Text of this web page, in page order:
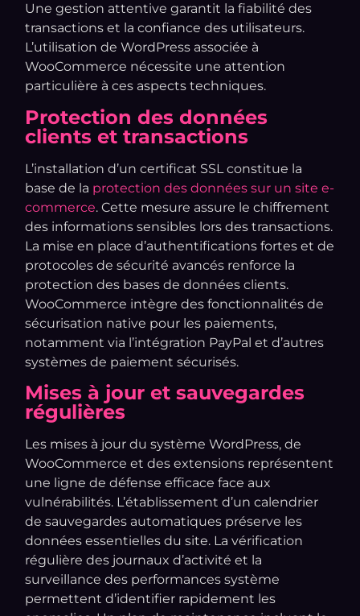
Une gestion attentive garantit la fiabilité des
transactions et la confiance des utilisateurs.
L’utilisation de WordPress associée à
WooCommerce nécessite une attention
particulière à ces aspects techniques.
Protection des données
clients et transactions
L’installation d’un certificat SSL constitue la
base de la protection des données sur un site e-
commerce. Cette mesure assure le chiffrement
des informations sensibles lors des transactions.
La mise en place d’authentifications fortes et de
protocoles de sécurité avancés renforce la
protection des bases de données clients.
WooCommerce intègre des fonctionnalités de
sécurisation native pour les paiements,
notamment via l’intégration PayPal et d’autres
systèmes de paiement sécurisés.
Mises à jour et sauvegardes
régulières
Les mises à jour du système WordPress, de
WooCommerce et des extensions représentent
une ligne de défense efficace face aux
vulnérabilités. L’établissement d’un calendrier
de sauvegardes automatiques préserve les
données essentielles du site. La vérification
régulière des journaux d’activité et la
surveillance des performances système
permettent d’identifier rapidement les